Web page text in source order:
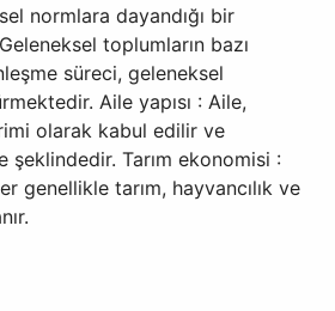
normlara dayandığı bir
toplumların bazı
süreci, geleneksel
Aile yapısı : Aile,
olarak kabul edilir ve
şeklindedir. Tarım ekonomisi :
genellikle tarım, hayvancılık ve